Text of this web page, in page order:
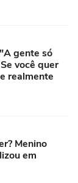
gente só
você quer
realmente
Menino
em